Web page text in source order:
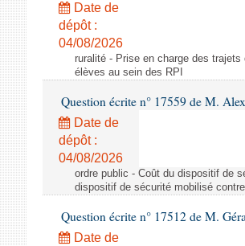
Date de
dépôt :
04/08/2026
ruralité - Prise en charge des
élèves au sein des RPI
Question écrite n° 17559 de M.
Date de
dépôt :
04/08/2026
ordre public - Coût du dispositif de
dispositif de sécurité mobilisé
Question écrite n° 17512 de M.
Date de